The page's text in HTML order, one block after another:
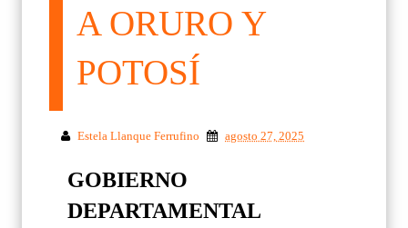
A ORURO Y
POTOSÍ
Estela Llanque Ferrufino agosto 27, 2025
GOBIERNO
DEPARTAMENTAL